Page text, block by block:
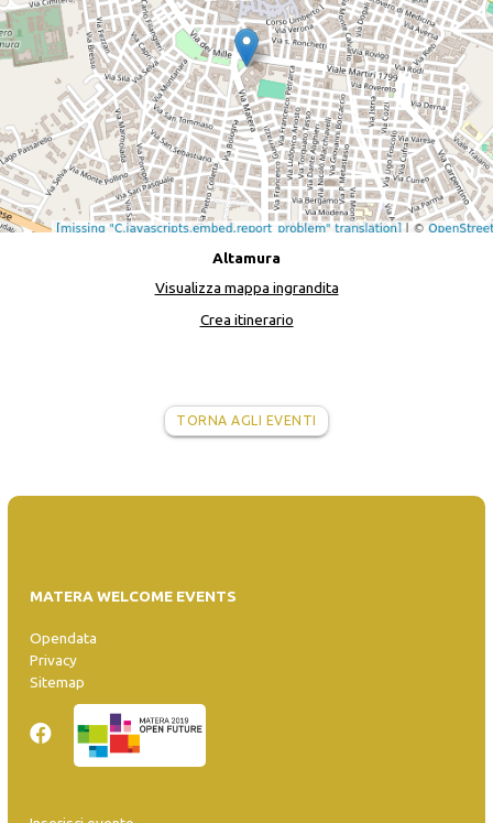
Altamura
Visualizza mappa ingrandita
Crea itinerario
TORNA AGLI EVENTI
MATERA WELCOME EVENTS
Opendata
Privacy
Sitemap